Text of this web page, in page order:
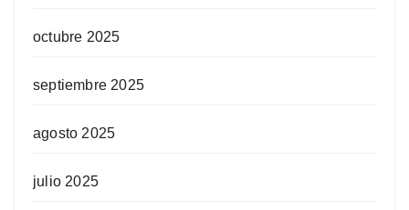
octubre 2025
septiembre 2025
agosto 2025
julio 2025